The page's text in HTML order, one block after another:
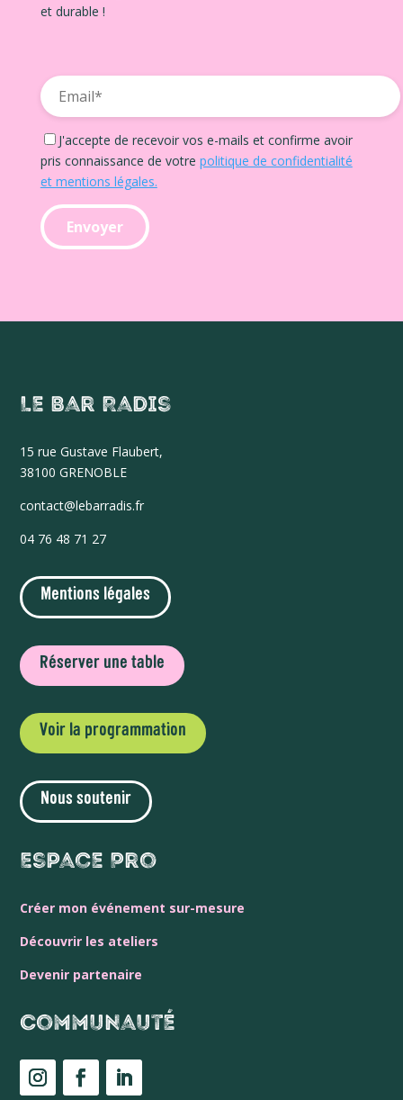
et durable !
J'accepte de recevoir vos e-mails et confirme avoir
pris connaissance de votre politique de confidentialité
et mentions légales.
Le Bar Radis
15 rue Gustave Flaubert,
38100 GRENOBLE
contact@lebarradis.fr
04 76 48 71 27
Mentions légales
Réserver une table
Voir la programmation
Nous soutenir
Espace Pro
Créer mon événement sur-mesure
Découvrir les ateliers
Devenir partenaire
Communauté